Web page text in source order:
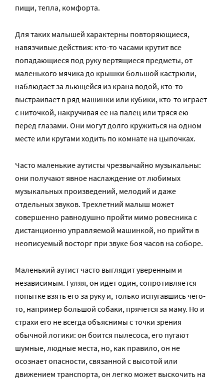
пищи, тепла, комфорта.
Для таких малышей характерны повторяющиеся,
навязчивые действия: кто-то часами крутит все
попадающиеся под руку вертящиеся предметы, от
маленького мячика до крышки большой кастрюли,
наблюдает за льющейся из крана водой, кто-то
выстраивает в ряд машинки или кубики, кто-то играет
с ниточкой, накручивая ее на палец или тряся ею
перед глазами. Они могут долго кружиться на одном
месте или кругами ходить по комнате на цыпочках.
Часто маленькие аутисты чрезвычайно музыкальны:
они получают явное наслаждение от любимых
музыкальных произведений, мелодий и даже
отдельных звуков. Трехлетний малыш может
совершенно равнодушно пройти мимо ровесника с
дистанционно управляемой машинкой, но прийти в
неописуемый восторг при звуке боя часов на соборе.
Маленький аутист часто выглядит уверенным и
независимым. Гуляя, он идет один, сопротивляется
попытке взять его за руку и, только испугавшись чего-
то, например большой собаки, прячется за маму. Но и
страхи его не всегда объяснимы с точки зрения
обычной логики: он боится пылесоса, его пугают
шумные, людные места, но, как правило, он не
осознает опасности, связанной с высотой или
движением транспорта, он легко может выскочить на